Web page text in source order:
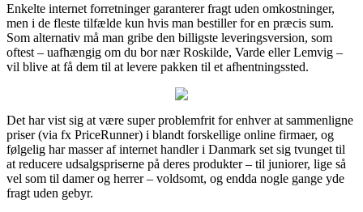
Enkelte internet forretninger garanterer fragt uden omkostninger,
men i de fleste tilfælde kun hvis man bestiller for en præcis sum.
Som alternativ må man gribe den billigste leveringsversion, som
oftest – uafhængig om du bor nær Roskilde, Varde eller Lemvig –
vil blive at få dem til at levere pakken til et afhentningssted.
Det har vist sig at være super problemfrit for enhver at sammenligne
priser (via fx PriceRunner) i blandt forskellige online firmaer, og
følgelig har masser af internet handler i Danmark set sig tvunget til
at reducere udsalgspriserne på deres produkter – til juniorer, lige så
vel som til damer og herrer – voldsomt, og endda nogle gange yde
fragt uden gebyr.